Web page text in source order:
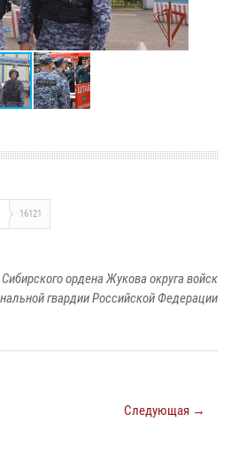
16121
ордена Жукова округа войск
гвардии Российской Федерации
Следующая →